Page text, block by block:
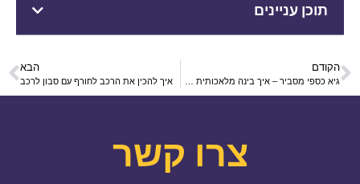
תוכן עניינים
הקודם הבא
איך להכין את הרכב לחורף עם סבון לרכב
צרו קשר